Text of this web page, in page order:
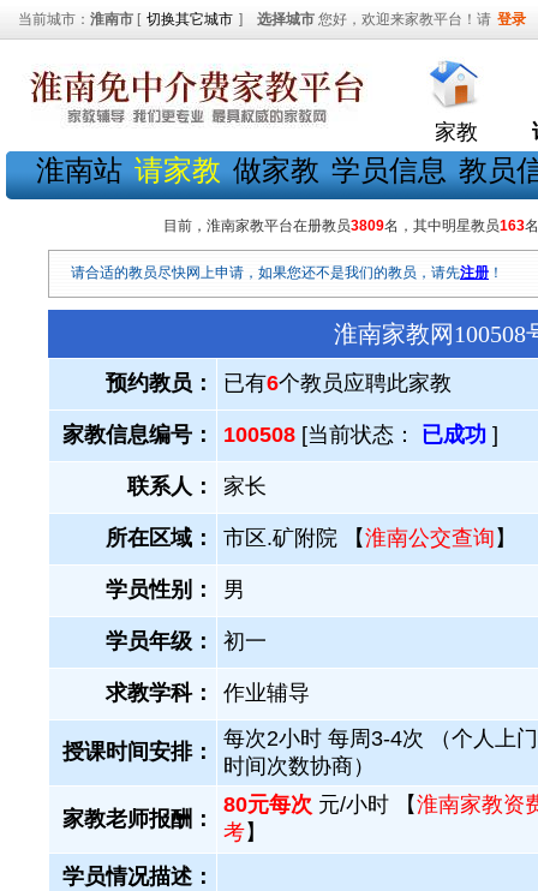
当前城市： 淮南市 [ 切换其它城市 ] 选择城市 您好，欢迎来家教平台！请 登录
家教
淮南站 请家教 做家教 学员信息 教员
目前，淮南家教平台在册教员3809名，其中明星教员163
请合适的教员尽快网上申请，如果您还不是我们的教员，请先注册 ！
淮南家教网
预约教员： 已有6个教员应聘此家教
家教信息编号： 100508 [当前状态： 已成功 ]
联系人： 家长
所在区域： 市区.矿附院 【淮南公交查询 】
学员性别： 男
学员年级： 初一
求教学科： 作业辅导
授课时间安排：
每次2小时 每周3-4次 （个人上
时间次数协商）
家教老师报酬：
80元每次 元/小时 【淮南家教资
考】
学员情况描述：